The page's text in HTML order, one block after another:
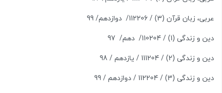
عربی، زبان قرآن (3) / 112206/ دوازدهم/ 99
دین و زندگی (1) / 110204/ دهم/ 97
دین و زندگی (2) / 111204 / یازدهم / 98
دین و زندگی (3) / 112204 / دوازدهم / 99